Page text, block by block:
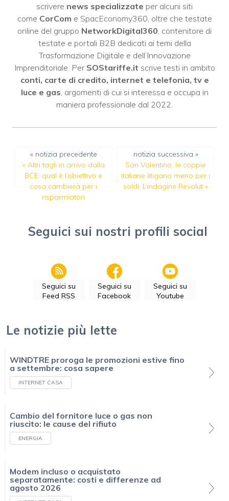
scrivere news specializzate per alcuni siti
come CorCom e SpacEconomy360, oltre che testate
online del gruppo NetworkDigital360, contenitore di
testate e portali B2B dedicati ai temi della
Trasformazione Digitale e dell’Innovazione
Imprenditoriale. Per SOStariffe.it scrive testi in ambito
conti, carte di credito, internet e telefonia, tv e
luce e gas, argomenti di cui si interessa e occupa in
maniera professionale dal 2022.
« notizia precedente
« Altri tagli in arrivo dalla
BCE: qual è l’obiettivo e
cosa cambierà per i
risparmiatori
notizia successiva »
San Valentino: le coppie
italiane litigano meno per i
soldi. L’indagine Revolut »
Seguici sui nostri profili social
Seguici su
Feed RSS
Seguici su
Facebook
Seguici su
Youtube
Le notizie più lette
WINDTRE proroga le promozioni estive fino
a settembre: cosa sapere
INTERNET CASA
Cambio del fornitore luce o gas non
riuscito: le cause del rifiuto
ENERGIA
Modem incluso o acquistato
separatamente: costi e differenze ad
agosto 2026